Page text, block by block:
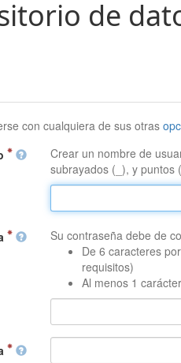
de
con cualquiera de sus otras
Crear un nombre de
subrayados (_), y puntos
Su contraseña debe de
De 6 caracteres
requisitos)
Al menos 1